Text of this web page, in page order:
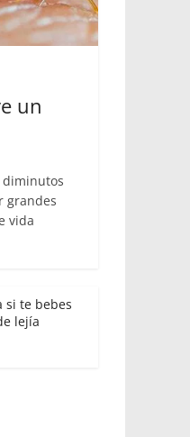
un
diminutos
grandes
vida
si te bebes
lejía